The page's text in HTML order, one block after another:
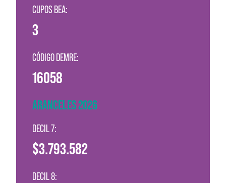
CUPOS BEA:
3
CÓDIGO DEMRE:
16058
ARANCELES 2026
DECIL 7:
$3.793.582
DECIL 8: